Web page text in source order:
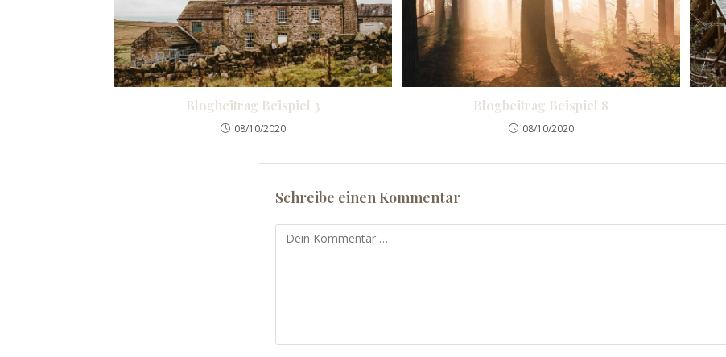
Blogbeitrag Beispiel 3
08/10/2020
Blogbeitrag Beispiel 8
08/10/2020
Schreibe einen Kommentar
Kommentar